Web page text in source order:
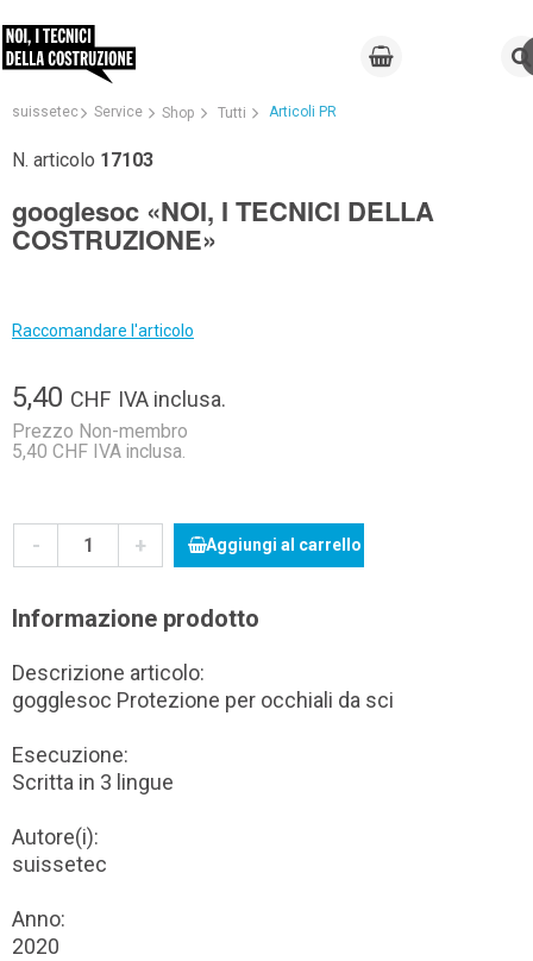
suissetec Service Shop Tutti Articoli PR
N. articolo 17103
googlesoc «NOI, I TECNICI DELLA
COSTRUZIONE»
Raccomandare l'articolo
5,40 CHF IVA inclusa.
Prezzo Non-membro
5,40 CHF IVA inclusa.
- + Aggiungi al carrello
Informazione prodotto
Descrizione articolo:
gogglesoc Protezione per occhiali da sci
Esecuzione:
Scritta in 3 lingue
Autore(i):
suissetec
Anno:
2020